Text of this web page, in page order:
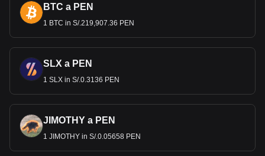
BTC a PEN
1 BTC in S/.219,907.36 PEN
SLX a PEN
1 SLX in S/.0.3136 PEN
JIMOTHY a PEN
1 JIMOTHY in S/.0.05658 PEN